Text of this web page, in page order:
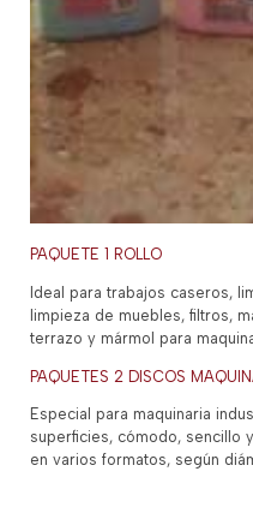
PAQUETE 1 ROLLO
Ideal para trabajos caseros,
limpieza de muebles, filtros,
terrazo y mármol para
PAQUETES 2 DISCOS
Especial para maquinaria
superficies, cómodo, sencillo
en varios formatos, según